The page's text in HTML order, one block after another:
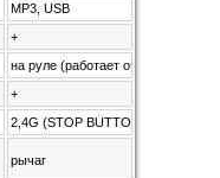
MP3, USB
+
на руле (работает от 2АА
+
2,4G (STOP BUTTON)
рычаг